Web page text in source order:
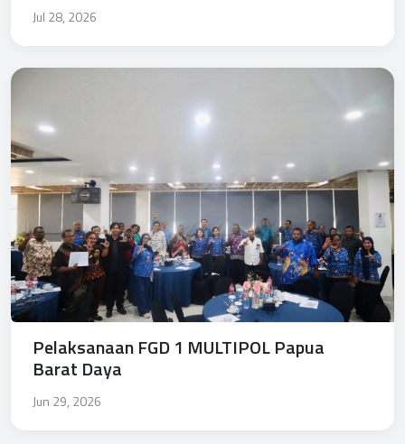
Jul 28, 2026
Pelaksanaan FGD 1 MULTIPOL Papua
Barat Daya
Jun 29, 2026